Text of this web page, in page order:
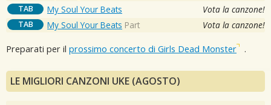
TAB My Soul Your Beats Vota la canzone!
TAB My Soul Your Beats Part Vota la canzone!
Preparati per il prossimo concerto di Girls Dead Monster .
LE MIGLIORI CANZONI UKE (AGOSTO)